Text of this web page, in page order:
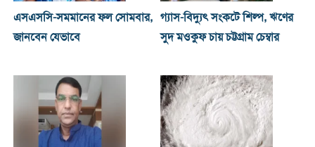
এসএসসি-সমমানের ফল সোমবার,
জানবেন যেভাবে
গ্যাস-বিদ্যুৎ সংকটে শিল্প, ঋণের
সুদ মওকুফ চায় চট্টগ্রাম চেম্বার